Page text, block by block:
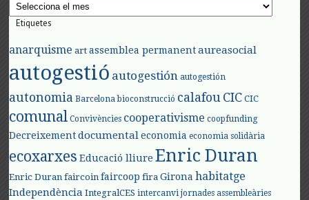
Arxius
Etiquetes
anarquisme art assemblea permanent aureasocial
autogestió autogestión autogestión
autonomia Barcelona bioconstrucció calafouCIC CIC
comunal Convivències cooperativisme coopfunding
Decreixement documental economia economia solidària
ecoxarxes Educació lliure Enric Duran
Enric Duran faircoin faircoop fira Girona habitatge
Independència IntegralCES intercanvi jornades assembleàries